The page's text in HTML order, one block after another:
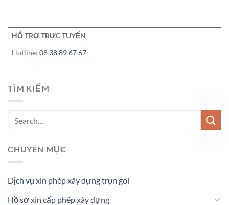
HỖ TRỢ TRỰC TUYẾN
Hotline:08 38 89 67 67
TÌM KIẾM
CHUYÊN MỤC
Dịch vụ xin phép xây dựng trọn gói
Hồ sơ xin cấp phép xây dựng